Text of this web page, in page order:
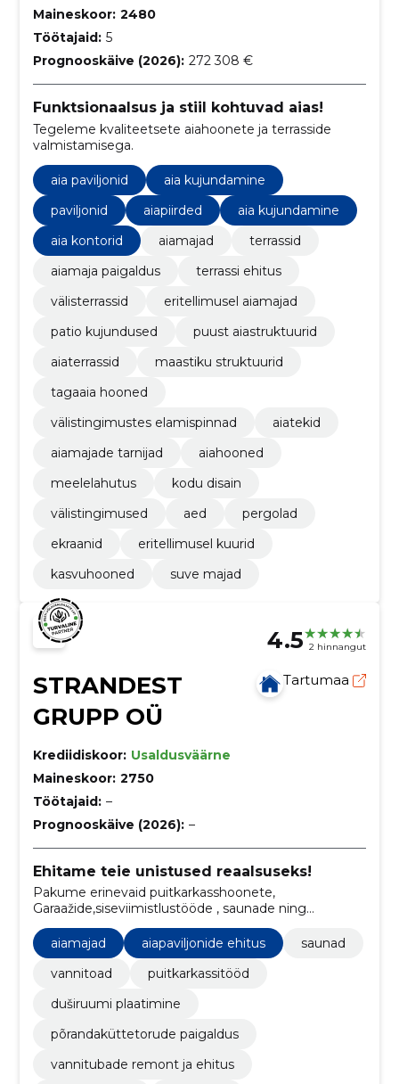
Maineskoor: 2480
Töötajaid: 5
Prognooskäive (2026): 272 308 €
Funktsionaalsus ja stiil kohtuvad aias!
Tegeleme kvaliteetsete aiahoonete ja terrasside
valmistamisega.
aia paviljonid
aia kujundamine
paviljonid
aiapiirded
aia kujundamine
aia kontorid
aiamajad
terrassid
aiamaja paigaldus
terrassi ehitus
välisterrassid
eritellimusel aiamajad
patio kujundused
puust aiastruktuurid
aiaterrassid
maastiku struktuurid
tagaaia hooned
välistingimustes elamispinnad
aiatekid
aiamajade tarnijad
aiahooned
meelelahutus
kodu disain
välistingimused
aed
pergolad
ekraanid
eritellimusel kuurid
kasvuhooned
suve majad
4.5 2 hinnangut
STRANDEST
GRUPP OÜ
Tartumaa
Krediidiskoor: Usaldusväärne
Maineskoor: 2750
Töötajaid: –
Prognooskäive (2026): –
Ehitame teie unistused reaalsuseks!
Pakume erinevaid puitkarkasshoonete,
Garaažide,siseviimistlustööde , saunade ning
vannitubade ehitustöid.
aiamajad
aiapaviljonide ehitus
saunad
vannitoad
puitkarkassitööd
duširuumi plaatimine
põrandaküttetorude paigaldus
vannitubade remont ja ehitus